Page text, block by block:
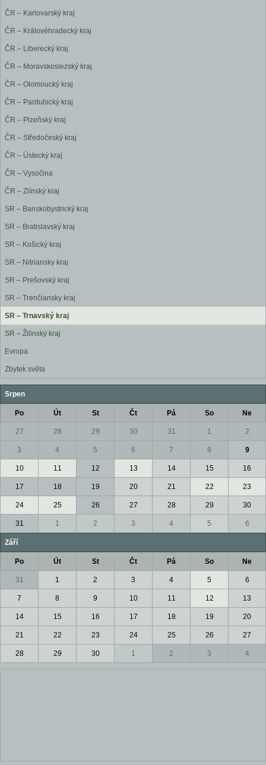
ČR – Karlovarský kraj
ČR – Královéhradecký kraj
ČR – Liberecký kraj
ČR – Moravskoslezský kraj
ČR – Olomoucký kraj
ČR – Pardubický kraj
ČR – Plzeňský kraj
ČR – Středočeský kraj
ČR – Ústecký kraj
ČR – Vysočina
ČR – Zlínský kraj
SR – Banskobystrický kraj
SR – Bratislavský kraj
SR – Košický kraj
SR – Nitriansky kraj
SR – Prešovský kraj
SR – Trenčiansky kraj
SR – Trnavský kraj
SR – Žilinský kraj
Evropa
Zbytek světa
Srpen
Po Út St Čt Pá So Ne
27 28 29 30 31 1 2
3 4 5 6 7 8 9
10 11 12 13 14 15 16
17 18 19 20 21 22 23
24 25 26 27 28 29 30
31 1 2 3 4 5 6
Září
Po Út St Čt Pá So Ne
31 1 2 3 4 5 6
7 8 9 10 11 12 13
14 15 16 17 18 19 20
21 22 23 24 25 26 27
28 29 30 1 2 3 4